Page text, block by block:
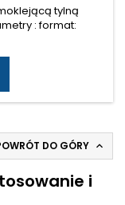
tylną
: format:
160 x
netto/1000 szt.
DO GÓRY 
i